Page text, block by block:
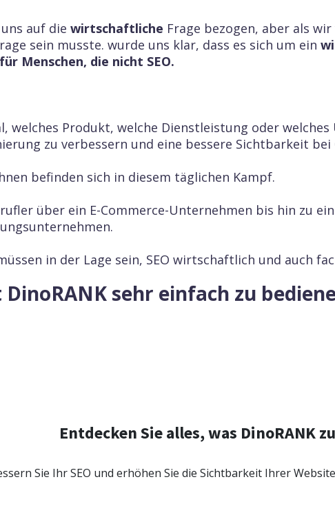
Überwachen Sie die tägliche Bewegung und Position Ihrer
auf die wirtschaftliche Frage bezogen, aber als
sein musste. wurde uns klar, dass es sich um ein
Menschen, die nicht SEO.
welches Produkt, welche Dienstleistung oder
zu verbessern und eine bessere Sichtbarkeit bei
befinden sich in diesem täglichen Kampf.
über ein E-Commerce-Unternehmen bis hin zu
in der Lage sein, SEO wirtschaftlich und auch
DinoRANK sehr einfach zu
Entdecken Sie alles, was DinoRANK
Sie Ihr SEO und erhöhen Sie die Sichtbarkeit Ihrer